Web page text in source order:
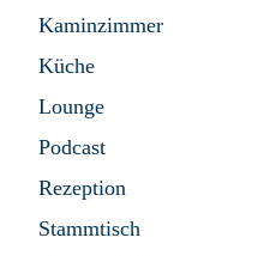
Kaminzimmer
Küche
Lounge
Podcast
Rezeption
Stammtisch